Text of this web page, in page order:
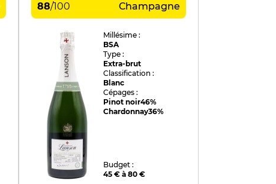
88/100 Champagne
Millésime :
BSA
Type :
Extra-brut
Classification :
Blanc
Cépages :
Pinot noir46%
Chardonnay36%
Budget :
45 € à 80 €